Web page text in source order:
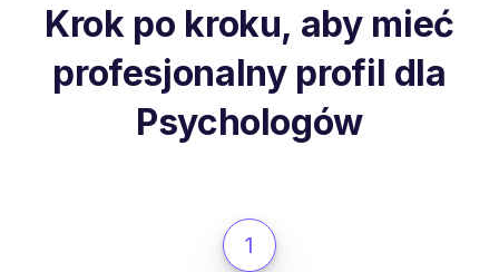
Krok po kroku, aby mieć
profesjonalny profil dla
Psychologów
1